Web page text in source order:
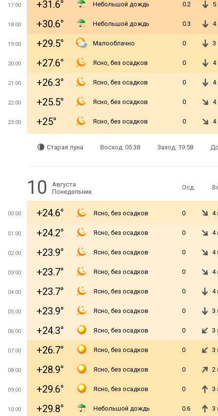
17:00 +31.6° Небольшой дождь 0.2 5
18:00 +30.6° Небольшой дождь 0.3 4
19:00 +29.5° Малооблачно 0 3
20:00 +27.6° Ясно, без осадков 0 4
21:00 +26.3° Ясно, без осадков 0 4
22:00 +25.5° Ясно, без осадков 0 4
23:00 +25° Ясно, без осадков 0 4
Старая луна Восход: 05:38 Заход: 19:58
10
Августа
Понедельник
Осд.
00:00 +24.6° Ясно, без осадков 0 4
01:00 +24.2° Ясно, без осадков 0 4
02:00 +23.9° Ясно, без осадков 0 4
03:00 +23.7° Ясно, без осадков 0 4
04:00 +23.7° Ясно, без осадков 0 4
05:00 +23.9° Ясно, без осадков 0 3
06:00 +24.3° Ясно, без осадков 0 3
07:00 +26.7° Ясно, без осадков 0 3
08:00 +28.9° Ясно, без осадков 0 2
09:00 +29.6° Ясно, без осадков 0 3
10:00 +29.8° Небольшой дождь 0.6 3